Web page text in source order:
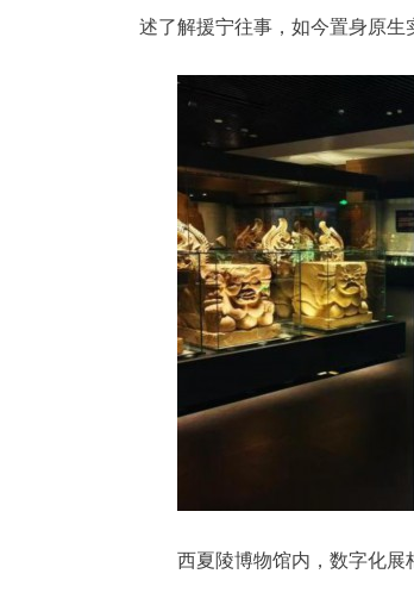
述了解援宁往事，如今置身原生
西夏陵博物馆内，数字化